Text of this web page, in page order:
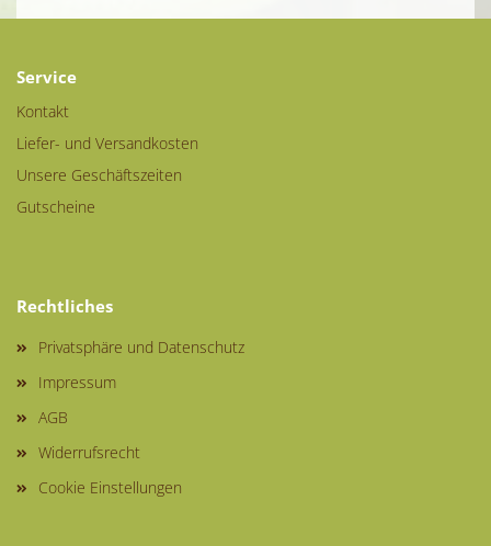
Service
Kontakt
Liefer- und Versandkosten
Unsere Geschäftszeiten
Gutscheine
Rechtliches
Privatsphäre und Datenschutz
Impressum
AGB
Widerrufsrecht
Cookie Einstellungen